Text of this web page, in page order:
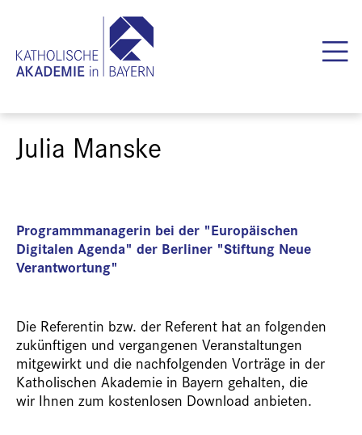
Julia Manske
Programmmanagerin bei der "Europäischen
Digitalen Agenda" der Berliner "Stiftung Neue
Verantwortung"
Die Referentin bzw. der Referent hat an folgenden
zukünftigen und vergangenen Veranstaltungen
mitgewirkt und die nachfolgenden Vorträge in der
Katholischen Akademie in Bayern gehalten, die
wir Ihnen zum kostenlosen Download anbieten.